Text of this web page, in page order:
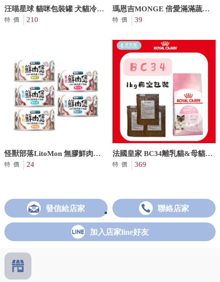
汪喵星球 貓咪包裝罐 犬貓冷凍
乾燥原肉小零嘴
特價 210
瑪恩吉MONGE 倍愛滿滿蔬果-
主食犬餐盒 100g/入 狗罐頭
特價 39
怪獸部落LitoMon 無膠鮮肉煲
80g 犬貓副食罐
特價 24
法國皇家 BC34離乳貓&母貓
1KG分裝包
特價 369
發信給店家 聯絡店家
加入店家line好友